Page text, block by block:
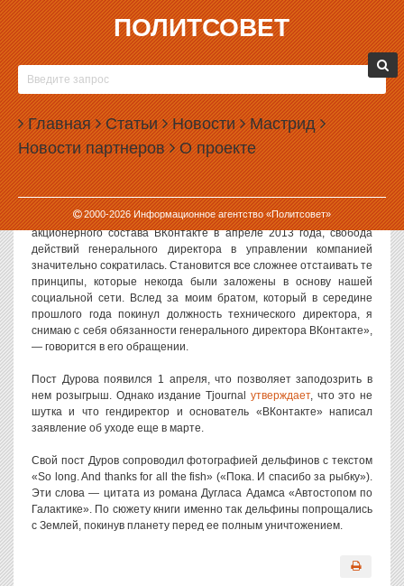
ПОЛИТСОВЕТ
Главная Статьи Новости Мастрид
Новости партнеров О проекте
2000-2026Информационное агентство «Политсовет»
01.04.2014, 17:45
ДУРОВ УШЕЛ ИЗ «ВКОНТАКТЕ» ИЗ-ЗА
НЕСВОБОДЫ
Павел Дуров ушел в отставку с поста генерального директора
социальной сети «ВКонтакте». Причиной такого решения он
назвал сокращение свободы.
Об отставке Дуровсообщилна своей странице в основанной им
соцсети. «В результате событий, последовавших за изменением
акционерного состава ВКонтакте в апреле 2013 года, свобода
действий генерального директора в управлении компанией
значительно сократилась. Становится все сложнее отстаивать те
принципы, которые некогда были заложены в основу нашей
социальной сети. Вслед за моим братом, который в середине
прошлого года покинул должность технического директора, я
снимаю с себя обязанности генерального директора ВКонтакте»,
— говорится в его обращении.
Пост Дурова появился 1 апреля, что позволяет заподозрить в
нем розыгрыш. Однако издание Tjournal утверждает, что это не
шутка и что гендиректор и основатель «ВКонтакте» написал
заявление об уходе еще в марте.
Свой пост Дуров сопроводил фотографией дельфинов с текстом
«So long. And thanks for all the fish» («Пока. И спасибо за рыбку»).
Эти слова — цитата из романа Дугласа Адамса «Автостопом по
Галактике». По сюжету книги именно так дельфины попрощались
с Землей, покинув планету перед ее полным уничтожением.